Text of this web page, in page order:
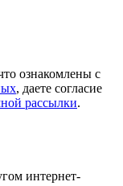
ознакомлены с
, даете согласие
рассылки.
интернет-